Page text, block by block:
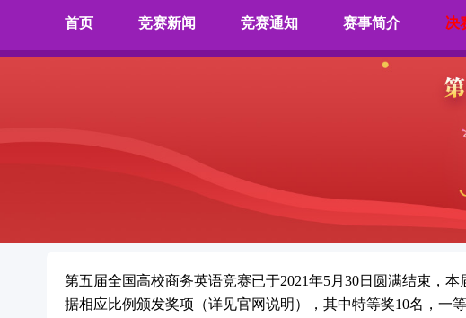
首页 竞赛新闻 竞赛通知 赛事简介 决
第五届全国高校商务英语竞赛已于2021年5月30日圆满结束，
据相应比例颁发奖项（详见官网说明），其中特等奖10名，一